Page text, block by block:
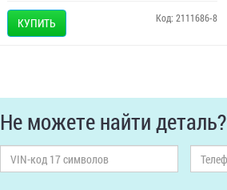
КУПИТЬ Код: 2111686-8
Не можете найти деталь?